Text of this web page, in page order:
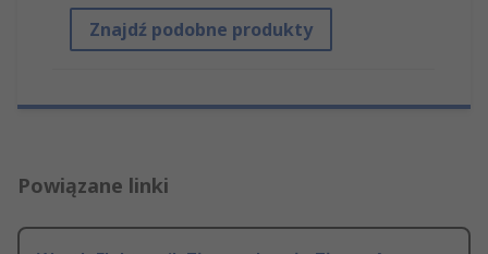
Znajdź podobne produkty
Powiązane linki